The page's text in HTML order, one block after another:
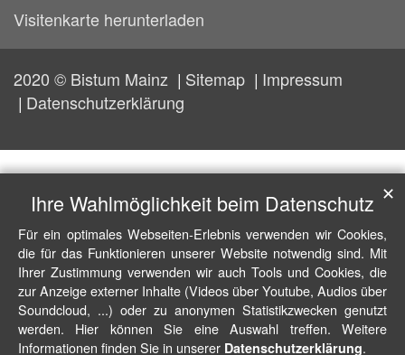
Visitenkarte herunterladen
2020 © Bistum Mainz Sitemap
Impressum
Datenschutzerklärung
Ihre Wahlmöglichkeit beim Datenschutz
Für ein optimales Webseiten-Erlebnis verwenden wir Cookies,
die für das Funktionieren unserer Website notwendig sind. Mit
Ihrer Zustimmung verwenden wir auch Tools und Cookies, die
zur Anzeige externer Inhalte (Videos über Youtube, Audios über
Soundcloud, ...) oder zu anonymen Statistikzwecken genutzt
werden. Hier können Sie eine Auswahl treffen. Weitere
Informationen finden Sie in unserer Datenschutzerklärung.
✕